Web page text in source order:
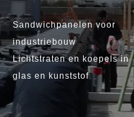
Sandwichpanelen voor
industriebouw
Lichtstraten en koepels in
glas en kunststof